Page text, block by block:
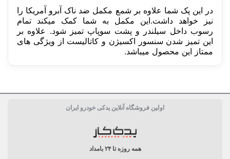
در این پک شما علاوه بر شمع مکمل ضد ناک آبرو آمریکا را
نیز خواهد داشت.این مکمل به شما کمک میکند تمام
رسوب داخل سیلندر و پشت سوپاپ تمیز شود. علاوه بر
این تمیز شدن سنسور اکسیژن و کاتالیست از ویژگی های
ممتاز این محصول میباشد.
افزایش شتاب و قدرت
اولین فروشگاه آنلاین یدکی خودرو ایران
همه روزه تا ۲۴ بامداد